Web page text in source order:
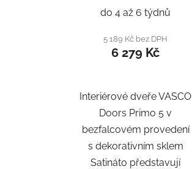
do 4 až 6 týdnů
5 189 Kč bez DPH
6 279 Kč
Interiérové dveře VASCO
Doors Primo 5 v
bezfalcovém provedení
s dekorativním sklem
Satináto představují